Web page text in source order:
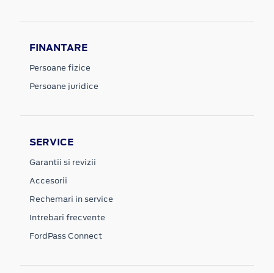
FINANTARE
Persoane fizice
Persoane juridice
SERVICE
Garantii si revizii
Accesorii
Rechemari in service
Intrebari frecvente
FordPass Connect